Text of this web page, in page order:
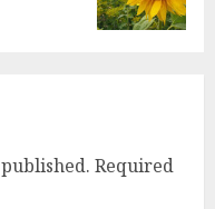
Required